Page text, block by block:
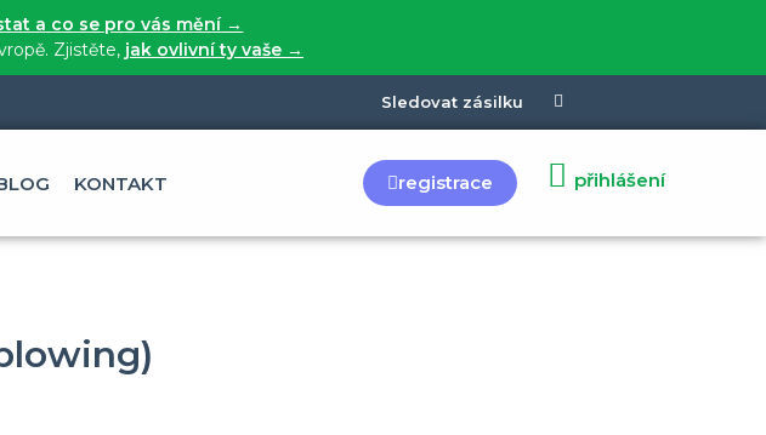
a co se pro vás mění →
Zjistěte, jak ovlivní ty vaše →
Sledovat zásilku
KONTAKT registrace přihlášení